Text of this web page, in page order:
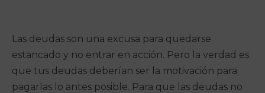
Las deudas son una excusa para quedarse
estancado y no entrar en acción. Pero la verdad es
que tus deudas deberían ser la motivación para
pagarlas lo antes posible. Para que las deudas no